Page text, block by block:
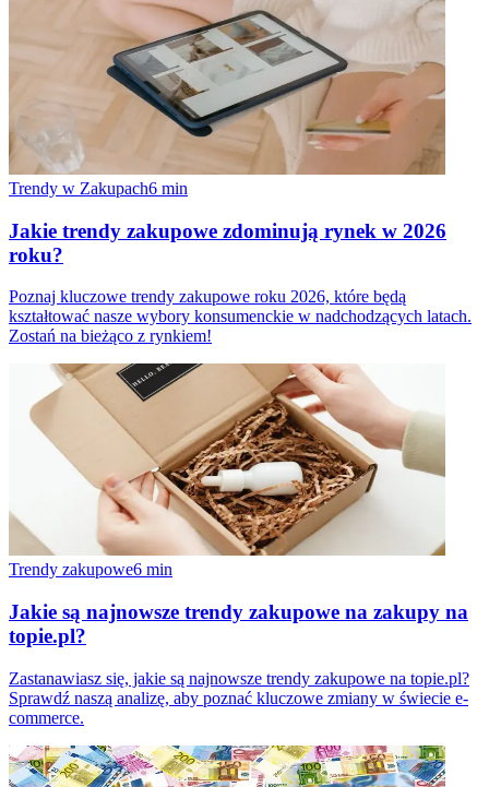
Trendy w Zakupach6 min
Jakie trendy zakupowe zdominują rynek w 2026
roku?
Poznaj kluczowe trendy zakupowe roku 2026, które będą
kształtować nasze wybory konsumenckie w nadchodzących latach.
Zostań na bieżąco z rynkiem!
Trendy zakupowe6 min
Jakie są najnowsze trendy zakupowe na zakupy na
topie.pl?
Zastanawiasz się, jakie są najnowsze trendy zakupowe na topie.pl?
Sprawdź naszą analizę, aby poznać kluczowe zmiany w świecie e-
commerce.